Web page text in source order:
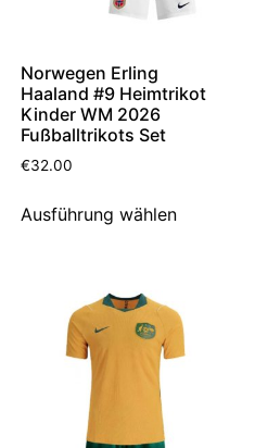
Norwegen Erling
Haaland #9 Heimtrikot
Kinder WM 2026
Fußballtrikots Set
€32.00
Ausführung wählen